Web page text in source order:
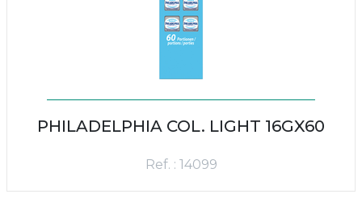
PHILADELPHIA COL. LIGHT 16GX60
Ref. : 14099